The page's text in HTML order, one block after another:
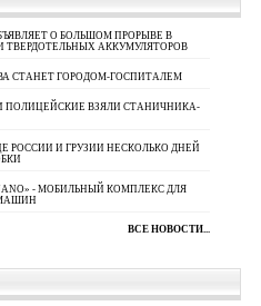
О БОЛЬШОМ ПРОРЫВЕ В
ТВЕРДОТЕЛЬНЫХ АККУМУЛЯТОРОВ
СТАНЕТ ГОРОДОМ-ГОСПИТАЛЕМ
ПОЛИЦЕЙСКИЕ ВЗЯЛИ СТАНИЧНИКА-
РОССИИ И ГРУЗИИ НЕСКОЛЬКО ДНЕЙ
- МОБИЛЬНЫЙ КОМПЛЕКС ДЛЯ
ВСЕ НОВОСТИ...